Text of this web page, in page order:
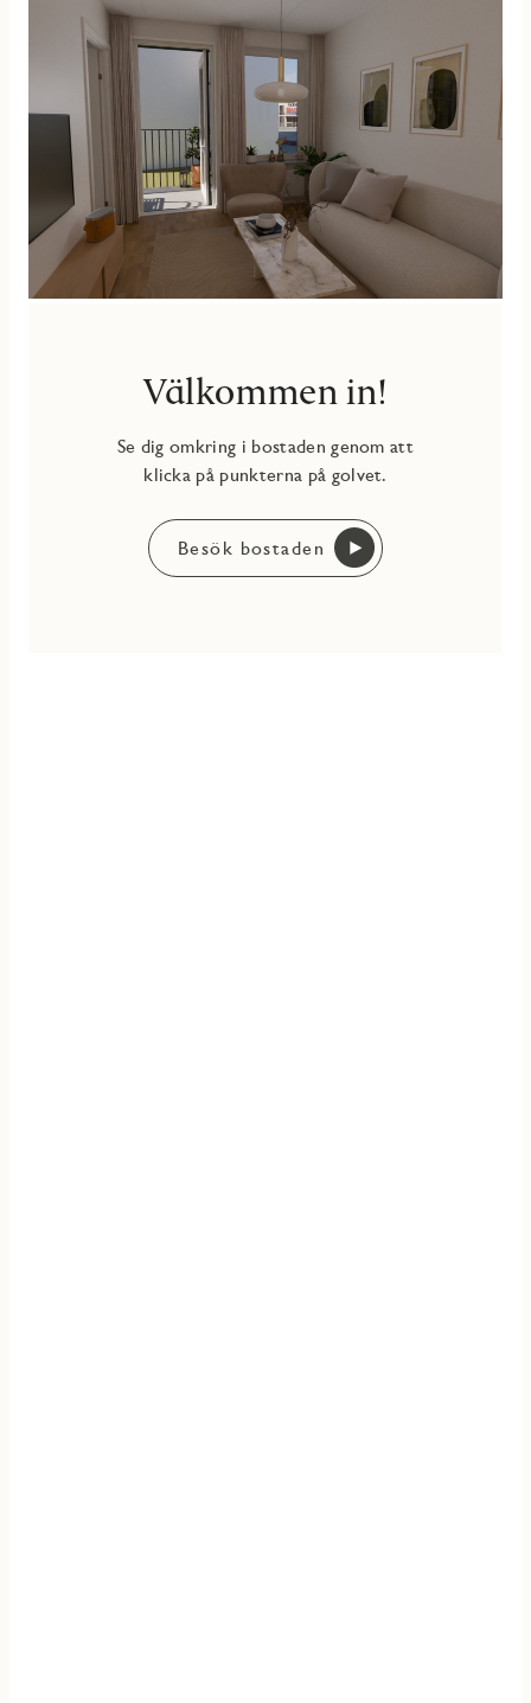
I Solhöjden och kommunikationer runt husknuten. Är du
inte bekant med området finns här ett stort utbud av
butiker, caféer och restauranger och en kort promenad bort
ligger Resecentrum för smidig transport både söder-och
norrut.
Välkommen in!
Se dig omkring i bostaden genom att
klicka på punkterna på golvet.
Besök bostaden